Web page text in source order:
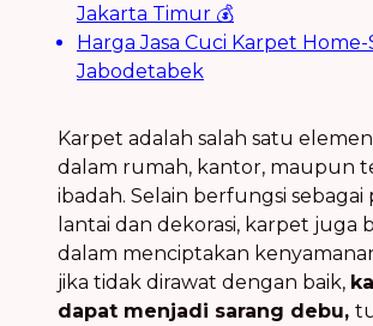
Jakarta Timur 💰
Harga Jasa Cuci Karpet
Jabodetabek
Karpet adalah salah satu
dalam rumah, kantor, maupun
ibadah. Selain berfungsi sebagai
lantai dan dekorasi, karpet juga
dalam menciptakan
jika tidak dirawat dengan baik,
dapat menjadi sarang debu,